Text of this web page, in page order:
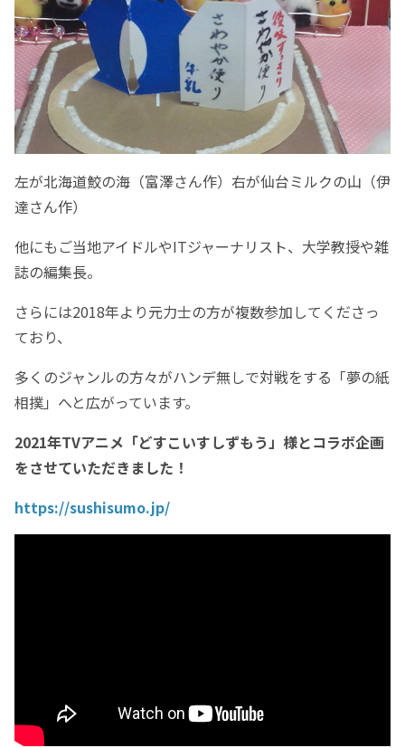
左が北海道鮫の海（富澤さん作）右が仙台ミルクの山（伊
達さん作）
他にもご当地アイドルやITジャーナリスト、大学教授や雑
誌の編集長。
さらには2018年より元力士の方が複数参加してくださっ
ており、
多くのジャンルの方々がハンデ無しで対戦をする「夢の紙
相撲」へと広がっています。
2021年TVアニメ「どすこいすしずもう」様とコラボ企画
をさせていただきました！
https://sushisumo.jp/